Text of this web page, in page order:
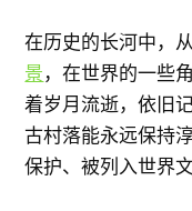
在历史的长河中，
景，在世界的一些
着岁月流逝，依旧
古村落能永远保持
保护、被列入世界